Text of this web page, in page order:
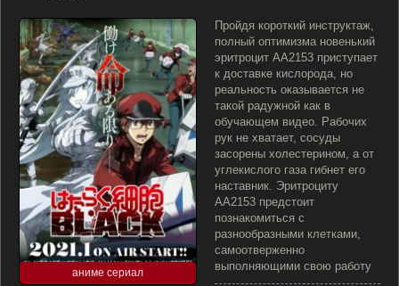
аниме сериал
Пройдя короткий инструктаж,
полный оптимизма новенький
эритроцит AA2153 приступает
к доставке кислорода, но
реальность оказывается не
такой радужной как в
обучающем видео. Рабочих
рук не хватает, сосуды
засорены холестерином, а от
углекислого газа гибнет его
наставник. Эритроциту
AA2153 предстоит
познакомиться с
разнообразными клетками,
самоотверженно
выполняющими свою работу